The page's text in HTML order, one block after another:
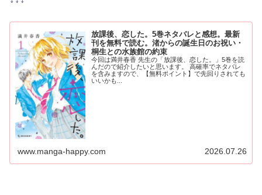
放課後、恋した。5巻ネタバレと感想。最新
刊を無料で読む。渚からの誕生日のお祝い・
桐生との水族館の約束
今回は満井春香 先生の「放課後、恋した。」5巻を読
んだので紹介したいと思います。 高確率でネタバレ
を含みますので、【無料ポイント】で先回りされても
いいかも...
www.manga-happy.com 2026.07.26